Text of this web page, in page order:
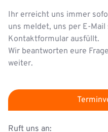
Ihr erreicht uns immer
uns meldet, uns per E-
Kontaktformular ausfüllt.
Wir beantworten eure
weiter.
Ruft uns an: